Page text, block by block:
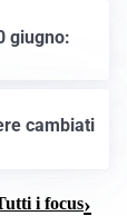
giugno:
cambiati
i focus